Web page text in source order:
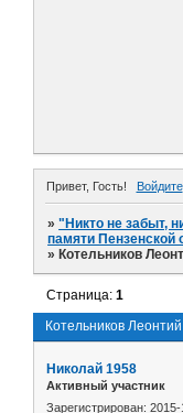
Привет, Гость! Войдите
»"Никто не забыт,
памяти Пензенской
» Котельников
Котельников
Страница:1
Николай 1958
Активный участник
Зарегистрирован: